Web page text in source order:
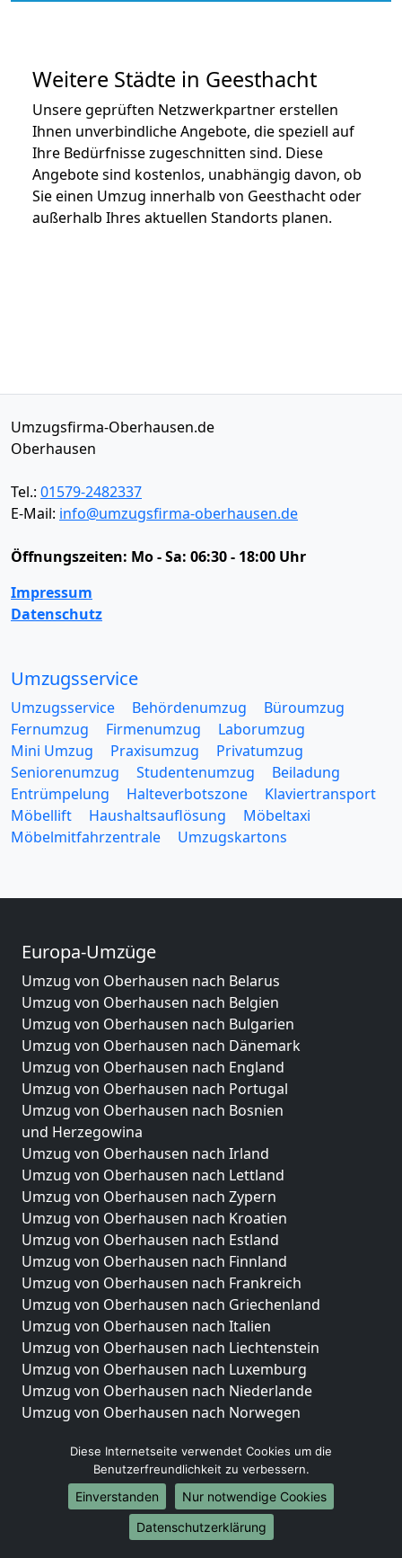
Weitere Städte in Geesthacht
Unsere geprüften Netzwerkpartner erstellen
Ihnen unverbindliche Angebote, die speziell auf
Ihre Bedürfnisse zugeschnitten sind. Diese
Angebote sind kostenlos, unabhängig davon, ob
Sie einen Umzug innerhalb von Geesthacht oder
außerhalb Ihres aktuellen Standorts planen.
Umzugsfirma-Oberhausen.de
Oberhausen
Tel.: 01579-2482337
E-Mail: info@umzugsfirma-oberhausen.de
Öffnungszeiten: Mo - Sa: 06:30 - 18:00 Uhr
Impressum
Datenschutz
Umzugsservice
Umzugsservice Behördenumzug
Büroumzug
Fernumzug
Firmenumzug
Laborumzug
Mini Umzug
Praxisumzug
Privatumzug
Seniorenumzug
Studentenumzug
Beiladung
Entrümpelung
Halteverbotszone
Klaviertransport
Möbellift
Haushaltsauflösung
Möbeltaxi
Möbelmitfahrzentrale
Umzugskartons
Europa-Umzüge
Umzug von Oberhausen nach Belarus
Umzug von Oberhausen nach Belgien
Umzug von Oberhausen nach Bulgarien
Umzug von Oberhausen nach Dänemark
Umzug von Oberhausen nach England
Umzug von Oberhausen nach Portugal
Umzug von Oberhausen nach Bosnien
und Herzegowina
Umzug von Oberhausen nach Irland
Umzug von Oberhausen nach Lettland
Umzug von Oberhausen nach Zypern
Umzug von Oberhausen nach Kroatien
Umzug von Oberhausen nach Estland
Umzug von Oberhausen nach Finnland
Umzug von Oberhausen nach Frankreich
Umzug von Oberhausen nach Griechenland
Umzug von Oberhausen nach Italien
Umzug von Oberhausen nach Liechtenstein
Umzug von Oberhausen nach Luxemburg
Umzug von Oberhausen nach Niederlande
Umzug von Oberhausen nach Norwegen
Umzüge-Deutschlandweit
Umzug von Oberhausen nach Berlin
Umzug von Oberhausen nach Hamburg
Umzug von Oberhausen nach München
Umzug von Oberhausen nach Köln
Diese Internetseite verwendet Cookies um die
Benutzerfreundlichkeit zu verbessern.
Einverstanden
Nur notwendige Cookies
Datenschutzerklärung